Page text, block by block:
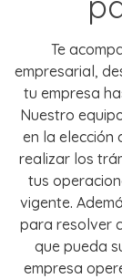
Te
empresarial,
tu empresa
Nuestro
en la elección
realizar los
tus
vigente.
para resolver
que pueda
empresa